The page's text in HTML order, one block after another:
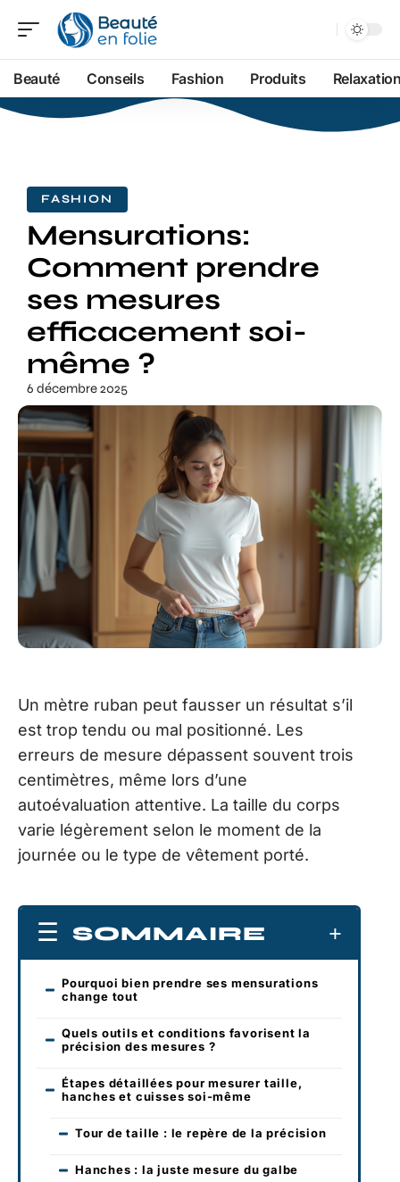
Beauté Conseils Fashion Produits
FASHION
Mensurations:
Comment prendre
ses mesures
efficacement soi-
même ?
6 décembre 2025
Un mètre ruban peut fausser un résultat s’il
est trop tendu ou mal positionné. Les
erreurs de mesure dépassent souvent trois
centimètres, même lors d’une
autoévaluation attentive. La taille du corps
varie légèrement selon le moment de la
journée ou le type de vêtement porté.
SOMMAIRE
Pourquoi bien prendre ses mensurations
change tout
Quels outils et conditions favorisent la
précision des mesures ?
Étapes détaillées pour mesurer taille,
hanches et cuisses soi-même
Tour de taille : le repère de la précision
Hanches : la juste mesure du galbe